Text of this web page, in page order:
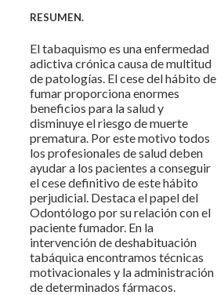
RESUMEN.
El tabaquismo es una enfermedad
adictiva crónica causa de multitud
de patologías. El cese del hábito de
fumar proporciona enormes
beneficios para la salud y
disminuye el riesgo de muerte
prematura. Por este motivo todos
los profesionales de salud deben
ayudar a los pacientes a conseguir
el cese definitivo de este hábito
perjudicial. Destaca el papel del
Odontólogo por su relación con el
paciente fumador. En la
intervención de deshabituación
tabáquica encontramos técnicas
motivacionales y la administración
de determinados fármacos.